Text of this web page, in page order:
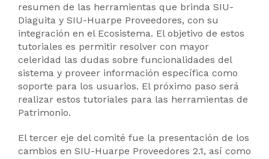
resumen de las herramientas que brinda SIU-
Diaguita y SIU-Huarpe Proveedores, con su
integración en el Ecosistema. El objetivo de estos
tutoriales es permitir resolver con mayor
celeridad las dudas sobre funcionalidades del
sistema y proveer información específica como
soporte para los usuarios. El próximo paso será
realizar estos tutoriales para las herramientas de
Patrimonio.
El tercer eje del comité fue la presentación de los
cambios en SIU-Huarpe Proveedores 2.1, así como